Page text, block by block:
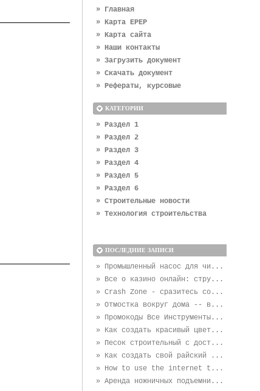
» Главная
» Карта EPEP
» Карта сайта
» Наши контакты
» Загрузить документ
» Скачать документ
» Рефераты, курсовые
КАТЕГОРИИ
» Раздел 1
» Раздел 2
» Раздел 3
» Раздел 4
» Раздел 5
» Раздел 6
» Строительные новости
» Технология строительства
ПОСЛЕДНИЕ ЗАПИСИ
» Промышленный насос для чи...
» Все о казино онлайн: стру...
» Crash Zone - сразитесь со...
» Отмостка вокруг дома -- в...
» Промокоды Все Инструменты...
» Как создать красивый цвет...
» Песок строительный с дост...
» Как создать свой райский ...
» How to use the internet t...
» Аренда ножничных подъемни...